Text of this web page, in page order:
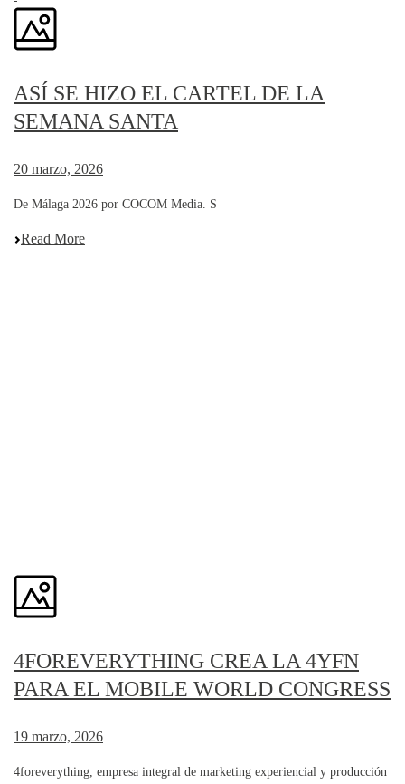
ASÍ SE HIZO EL CARTEL DE LA
SEMANA SANTA
20 marzo, 2026
De Málaga 2026 por COCOM Media. S
Read More
4FOREVERYTHING CREA LA 4YFN
PARA EL MOBILE WORLD CONGRESS
19 marzo, 2026
4foreverything, empresa integral de marketing experiencial y producción